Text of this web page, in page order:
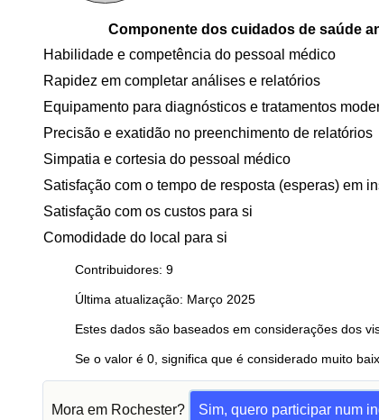
Componente dos cuidados de saúde
Habilidade e competência do pessoal médico
Rapidez em completar análises e relatórios
Equipamento para diagnósticos e tratamentos
Precisão e exatidão no preenchimento de relatórios
Simpatia e cortesia do pessoal médico
Satisfação com o tempo de resposta (esperas) em
Satisfação com os custos para si
Comodidade do local para si
Contribuidores: 9
Última atualização: Março 2025
Estes dados são baseados em considerações dos
Se o valor é 0, significa que é considerado muito
Mora em Rochester? Sim, quero participar num